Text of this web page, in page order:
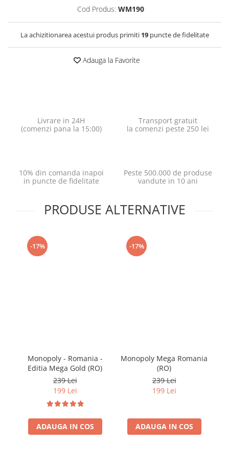
Cod Produs: WM190
La achizitionarea acestui produs primiti 19puncte de fidelitate
Adauga la Favorite
Livrare in 24H
(comenzi pana la 15:00)
Transport gratuit
la comenzi peste 250 lei
10% din comanda inapoi
in puncte de fidelitate
Peste 500.000 de produse
vandute in 10 ani
PRODUSE ALTERNATIVE
-17%
Monopoly - Romania -
Editia Mega Gold (RO)
239 Lei
199 Lei
ADAUGA IN COS
-17%
Monopoly Mega Romania
(RO)
239 Lei
199 Lei
ADAUGA IN COS